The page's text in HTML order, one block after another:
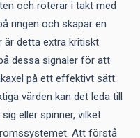
och roterar i takt med
ringen och skapar en
är detta extra kritiskt
dessa signaler för att
på ett effektivt sätt.
värden kan det leda till
eller spinner, vilket
Att förstå